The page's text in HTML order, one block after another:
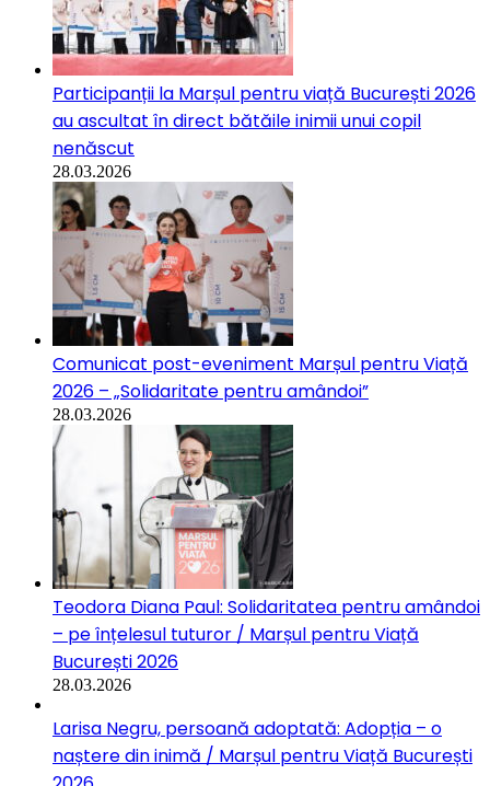
Participanții la Marșul pentru viață București 2026
au ascultat în direct bătăile inimii unui copil
nenăscut
28.03.2026
Comunicat post-eveniment Marșul pentru Viață
2026 – „Solidaritate pentru amândoi”
28.03.2026
Teodora Diana Paul: Solidaritatea pentru amândoi
– pe înțelesul tuturor / Marșul pentru Viață
București 2026
28.03.2026
Larisa Negru, persoană adoptată: Adopția – o
naștere din inimă / Marșul pentru Viață București